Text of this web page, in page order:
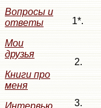
Вопросы и
ответы
Мои
друзья
Книги про
меня
Интервью
1*.
2.
3.